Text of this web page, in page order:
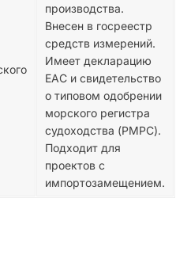
производства.
Внесен в госреестр
средств измерений.
Имеет декларацию
ЕАС и свидетельство
о типовом одобрении
морского регистра
судоходства (РМРС).
Подходит для
проектов с
импортозамещением.